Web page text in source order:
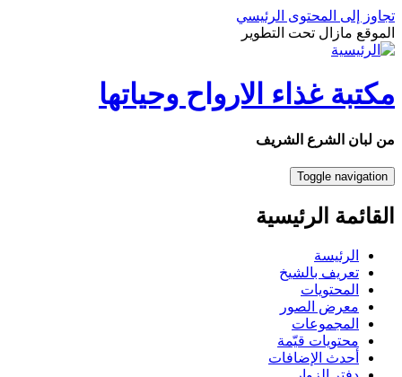
تجاوز إلى المحتوى الرئيسي
الموقع مازال تحت التطوير
مكتبة غذاء الارواح وحياتها
من لبان الشرع الشريف
Toggle navigation
القائمة الرئيسية
الرئيسة
تعريف بالشيخ
المحتويات
معرض الصور
المجموعات
محتويات قيّمة
أحدث الإضافات